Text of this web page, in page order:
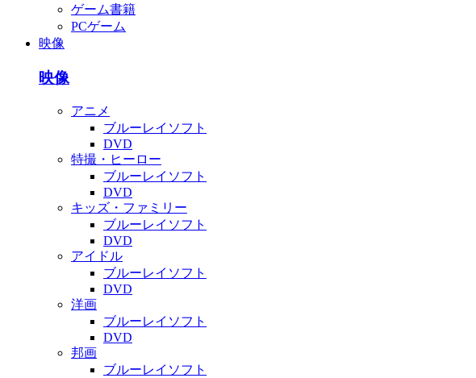
ゲーム書籍
PCゲーム
映像
映像
アニメ
ブルーレイソフト
DVD
特撮・ヒーロー
ブルーレイソフト
DVD
キッズ・ファミリー
ブルーレイソフト
DVD
アイドル
ブルーレイソフト
DVD
洋画
ブルーレイソフト
DVD
邦画
ブルーレイソフト